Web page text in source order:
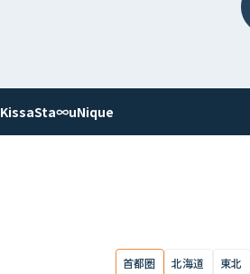
KissaSta∞uNique
首都圏 北海道 東北